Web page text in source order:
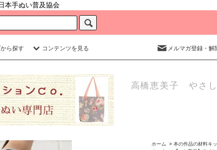
手ぬい普及協会
ら探す コンテンツを見る メルマガ登録・解
高橋恵美子 やさ
ホーム > 本の作品の材料キ